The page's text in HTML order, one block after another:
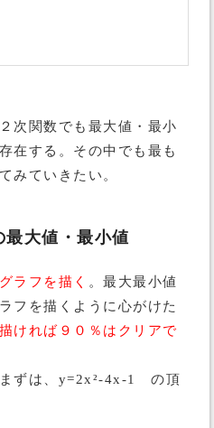
次関数でも最大値・最小
在する。その中でも最も
みていきたい。
最大値・最小値
グラフを描く 。最大最小値
フを描くように心がけた
ければ９０％はクリアで
ずは、y=2x²-4x-1 の頂